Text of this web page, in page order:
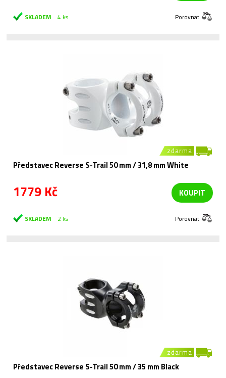
SKLADEM 4 ks Porovnat
zdarma
Představec Reverse S-Trail 50 mm / 31,8 mm White
1779 Kč KOUPIT
SKLADEM 2 ks Porovnat
zdarma
Představec Reverse S-Trail 50 mm / 35 mm Black